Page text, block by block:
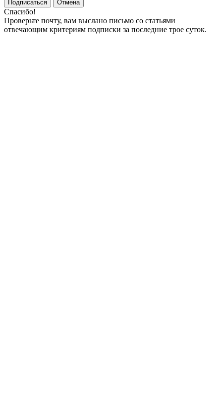
Подписаться
Отмена
Спасибо!
Проверьте почту, вам выслано письмо со статьями
отвечающим критериям подписки за последние трое суток.